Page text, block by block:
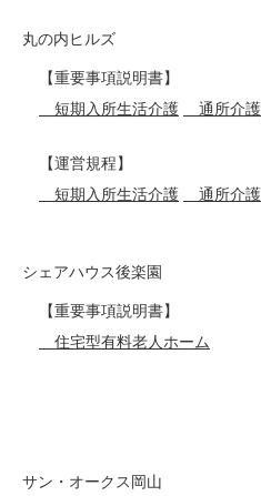
丸の内ヒルズ
【重要事項説明書】
短期入所生活介護
通所介護
【運営規程】
短期入所生活介護
通所介護
シェアハウス後楽園
【重要事項説明書】
住宅型有料老人ホーム
サン・オークス岡山